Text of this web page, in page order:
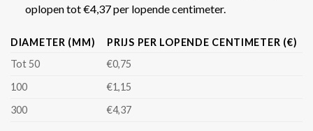
oplopen tot €4,37 per lopende centimeter​​.
DIAMETER (MM)
PRIJS PER LOPENDE CENTIMETER (€)
Tot 50
€0,75
100
€1,15
300
€4,37